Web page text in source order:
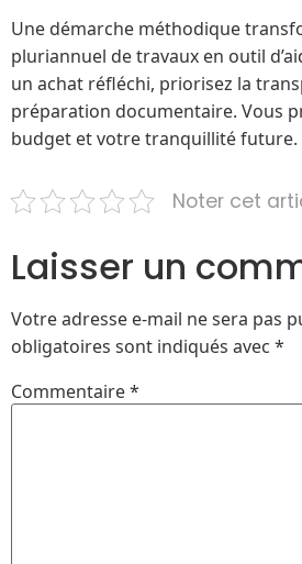
Une démarche méthodique
pluriannuel de travaux en outil
un achat réfléchi, priorisez la
préparation documentaire. Vous
budget et votre tranquillité future.
Noter cet
Laisser un
Votre adresse e-mail ne sera pas
obligatoires sont indiqués avec *
Commentaire*